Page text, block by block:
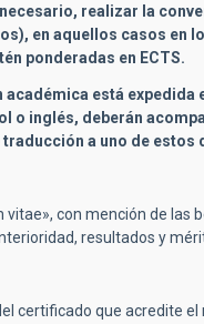
realizar la
en aquellos casos en
ponderadas en ECTS.
está expedida
o inglés, deberán
a uno de estos
con mención de las
resultados y
que acredite el